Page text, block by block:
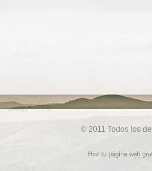
© 2011 Todos los
Haz tu página web